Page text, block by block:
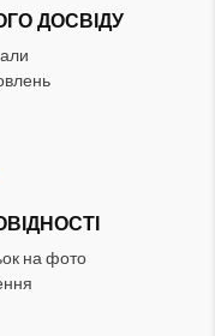
ДОСВІДУ
на фото